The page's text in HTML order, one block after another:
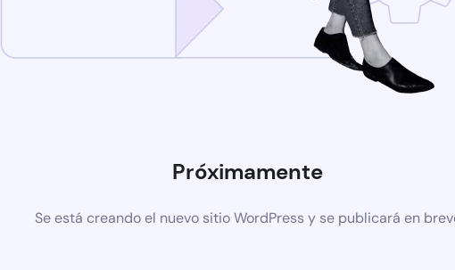
Próximamente
Se está creando el nuevo sitio WordPress y se publicará en